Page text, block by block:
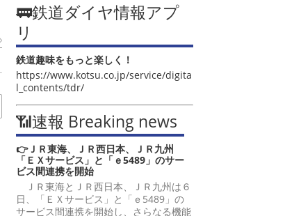
🚃鉄道ダイヤ情報アプ
リ
鉄道趣味をもっと楽しく！
https://www.kotsu.co.jp/service/digita
l_contents/tdr/
📶速報 Breaking news
👉ＪＲ東海、ＪＲ西日本、ＪＲ九州
「ＥＸサービス」と「ｅ5489」のサー
ビス間連携を開始
ＪＲ東海とＪＲ西日本、ＪＲ九州は６
日、「ＥＸサービス」と「ｅ5489」の
サービス間連携を開始し、さらなる機能